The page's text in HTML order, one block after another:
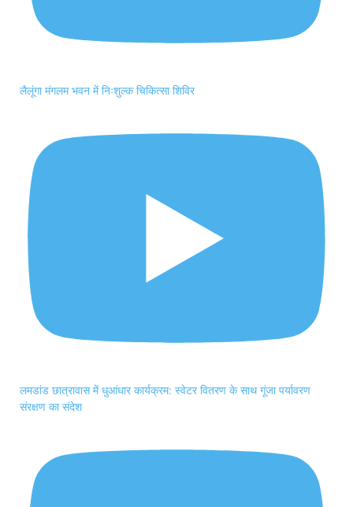
लैलूंगा मंगलम भवन में निःशुल्क चिकित्सा शिविर
लमडांड छात्रावास में धुआंधार कार्यक्रम: स्वेटर वितरण के साथ गूंजा पर्यावरण
संरक्षण का संदेश